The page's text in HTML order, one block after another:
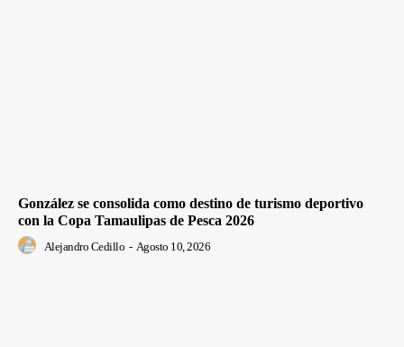
González se consolida como destino de turismo deportivo
con la Copa Tamaulipas de Pesca 2026
Alejandro Cedillo - Agosto 10, 2026